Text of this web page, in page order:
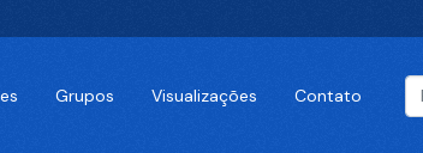
Grupos Visualizações Contato